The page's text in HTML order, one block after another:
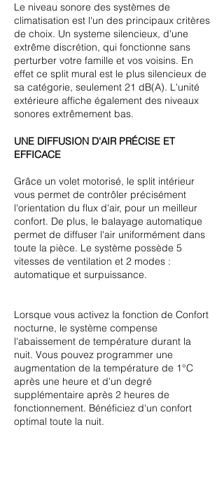
Le niveau sonore des systèmes de
climatisation est l'un des principaux critères
de choix. Un systeme silencieux, d'une
extrême discrétion, qui fonctionne sans
perturber votre famille et vos voisins. En
effet ce split mural est le plus silencieux de
sa catégorie, seulement 21 dB(A). L'unité
extérieure affiche également des niveaux
sonores extrêmement bas.
UNE DIFFUSION D'AIR PRÉCISE ET
EFFICACE
Grâce un volet motorisé, le split intérieur
vous permet de contrôler précisément
l'orientation du flux d'air, pour un meilleur
confort. De plus, le balayage automatique
permet de diffuser l'air uniformément dans
toute la pièce. Le système possède 5
vitesses de ventilation et 2 modes :
automatique et surpuissance.
Lorsque vous activez la fonction de Confort
nocturne, le système compense
l'abaissement de température durant la
nuit. Vous pouvez programmer une
augmentation de la température de 1°C
après une heure et d'un degré
supplémentaire après 2 heures de
fonctionnement. Bénéficiez d'un confort
optimal toute la nuit.